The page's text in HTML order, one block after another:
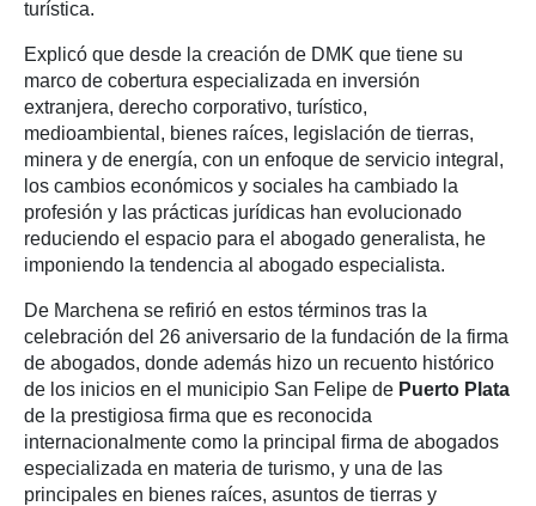
turística.
Explicó que desde la creación de DMK que tiene su
marco de cobertura especializada en inversión
extranjera, derecho corporativo, turístico,
medioambiental, bienes raíces, legislación de tierras,
minera y de energía, con un enfoque de servicio integral,
los cambios económicos y sociales ha cambiado la
profesión y las prácticas jurídicas han evolucionado
reduciendo el espacio para el abogado generalista, he
imponiendo la tendencia al abogado especialista.
De Marchena se refirió en estos términos tras la
celebración del 26 aniversario de la fundación de la firma
de abogados, donde además hizo un recuento histórico
de los inicios en el municipio San Felipe de Puerto Plata
de la prestigiosa firma que es reconocida
internacionalmente como la principal firma de abogados
especializada en materia de turismo, y una de las
principales en bienes raíces, asuntos de tierras y